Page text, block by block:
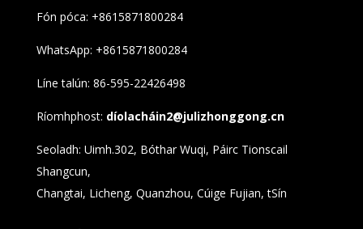
Fón póca: +8615871800284
WhatsApp: +8615871800284
Líne talún: 86-595-22426498
Ríomhphost: díolacháin2@julizhonggong.cn
Seoladh: Uimh.302, Bóthar Wuqi, Páirc Tionscail
Shangcun,
Changtai, Licheng, Quanzhou, Cúige Fujian, tSín